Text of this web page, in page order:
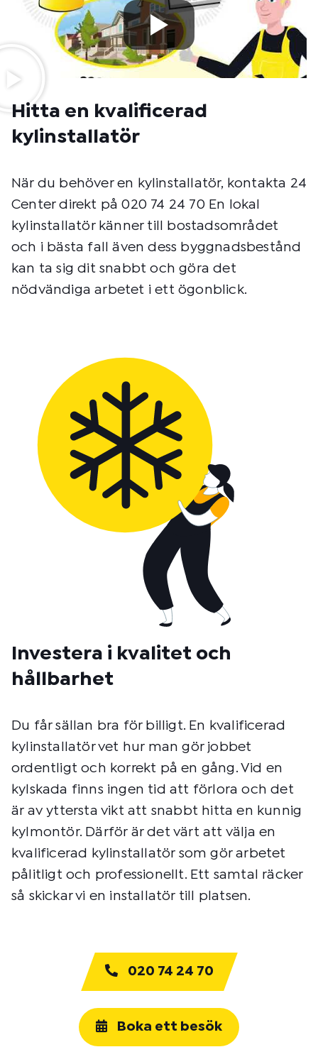
Hitta en kvalificerad
kylinstallatör
När du behöver en kylinstallatör, kontakta 24
Center direkt på 020 74 24 70 En lokal
kylinstallatör känner till bostadsområdet
och i bästa fall även dess byggnadsbestånd
kan ta sig dit snabbt och göra det
nödvändiga arbetet i ett ögonblick.
Investera i kvalitet och
hållbarhet
Du får sällan bra för billigt. En kvalificerad
kylinstallatör vet hur man gör jobbet
ordentligt och korrekt på en gång. Vid en
kylskada finns ingen tid att förlora och det
är av yttersta vikt att snabbt hitta en kunnig
kylmontör. Därför är det värt att välja en
kvalificerad kylinstallatör som gör arbetet
pålitligt och professionellt. Ett samtal räcker
så skickar vi en installatör till platsen.
020 74 24 70
Boka ett besök